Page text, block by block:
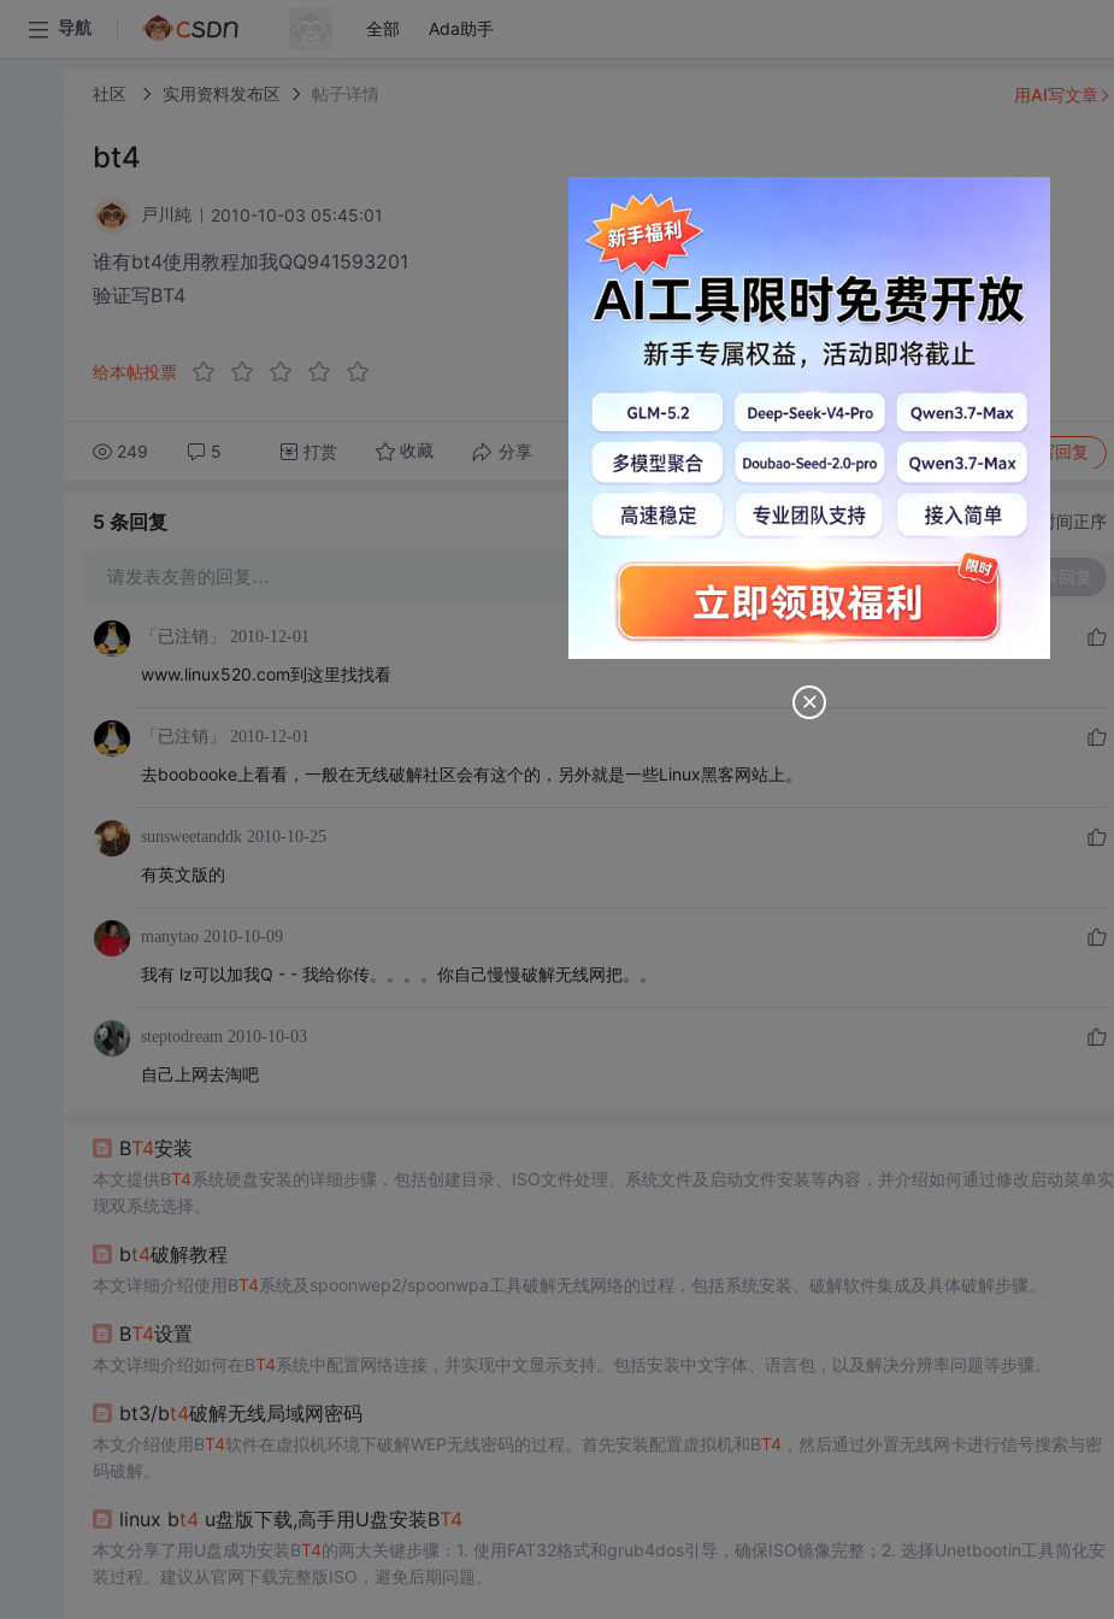
导航 全部 Ada助手
社区 实用资料发布区 帖子详情
bt4
戸川純 2010-10-03 05:45:01
谁有bt4使用教程加我QQ941593201
验证写BT4
给本帖投票
249 5 打赏 收藏 分享 转发到动态 写回复
用AI写文章
5 条回复 切换为时间正序
请发表友善的回复…
「已注销」 2010-12-01
www.linux520.com到这里找找看
「已注销」 2010-12-01
去boobooke上看看，一般在无线破解社区会有这个的，另外就是一些Linux黑客网站上。
sunsweetanddk 2010-10-25
有英文版的
manytao 2010-10-09
我有 lz可以加我Q - - 我给你传。。。。你自己慢慢破解无线网把。。
steptodream 2010-10-03
自己上网去淘吧
BT4安装
本文提供BT4系统硬盘安装的详细步骤，包括创建目录、ISO文件处理、系统文件及启动文件安装等内容，并介绍如何通过修改启动菜单实
现双系统选择。
bt4破解教程
本文详细介绍使用BT4系统及spoonwep2/spoonwpa工具破解无线网络的过程，包括系统安装、破解软件集成及具体破解步骤。
BT4设置
本文详细介绍如何在BT4系统中配置网络连接，并实现中文显示支持。包括安装中文字体、语言包，以及解决分辨率问题等步骤。
bt3/bt4破解无线局域网密码
本文介绍使用BT4软件在虚拟机环境下破解WEP无线密码的过程。首先安装配置虚拟机和BT4 ，然后通过外置无线网卡进行信号搜索与密
码破解。
linux bt4 u盘版下载,高手用U盘安装BT4
本文分享了用U盘成功安装BT4的两大关键步骤：1. 使用FAT32格式和grub4dos引导，确保ISO镜像完整；2. 选择Unetbootin工具简化安
装过程。建议从官网下载完整版ISO，避免后期问题。